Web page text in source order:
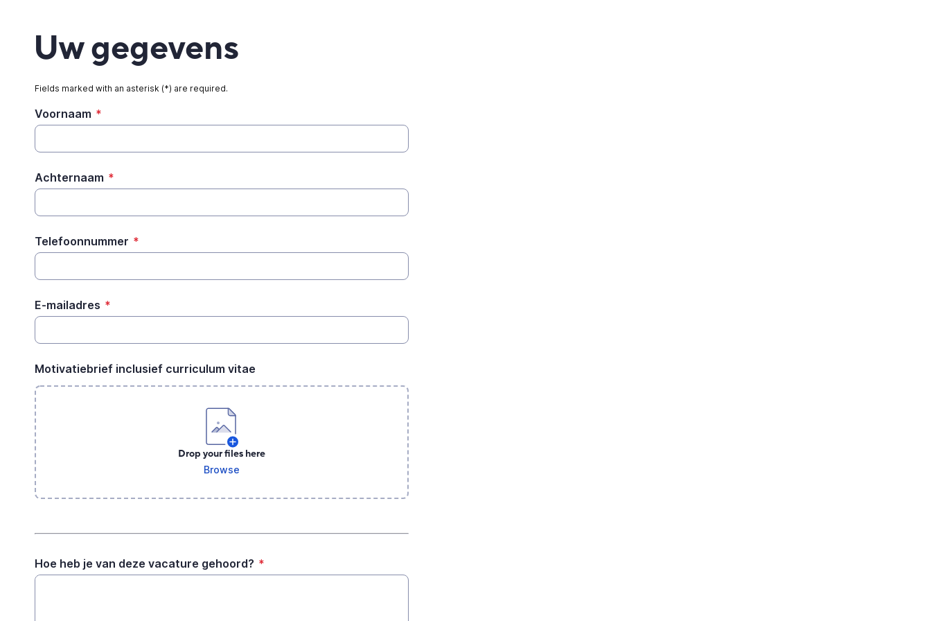
Uw gegevens
Fields marked with an asterisk (*) are required.
Voornaam *
Achternaam *
Telefoonnummer *
E-mailadres *
Motivatiebrief inclusief curriculum vitae
Drop your files here
Browse
Hoe heb je van deze vacature gehoord? *